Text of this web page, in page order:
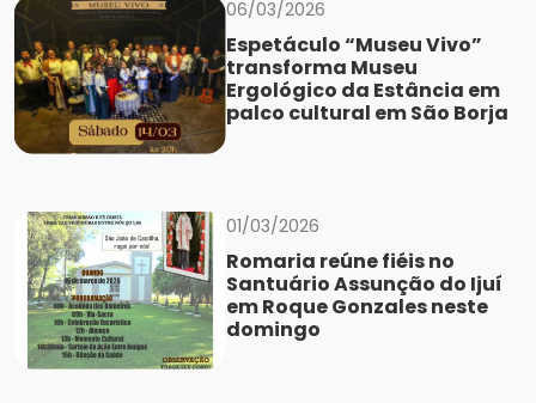
06/03/2026
Espetáculo “Museu Vivo”
transforma Museu
Ergológico da Estância em
palco cultural em São Borja
01/03/2026
Romaria reúne fiéis no
Santuário Assunção do Ijuí
em Roque Gonzales neste
domingo